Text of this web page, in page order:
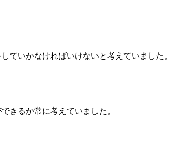
ていかなければいけないと考えていました。
きるか常に考えていました。